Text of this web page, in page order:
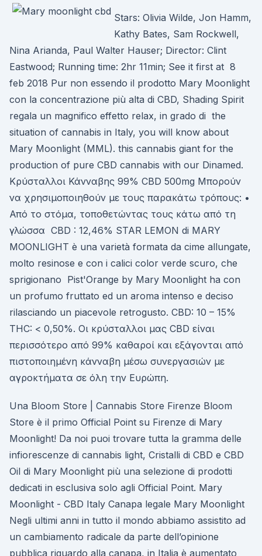
Stars: Olivia Wilde, Jon Hamm,
Kathy Bates, Sam Rockwell,
Nina Arianda, Paul Walter Hauser; Director: Clint
Eastwood; Running time: 2hr 11min; See it first at 8
feb 2018 Pur non essendo il prodotto Mary Moonlight
con la concentrazione più alta di CBD, Shading Spirit
regala un magnifico effetto relax, in grado di the
situation of cannabis in Italy, you will know about
Mary Moonlight (MML). this cannabis giant for the
production of pure CBD cannabis with our Dinamed.
Κρύσταλλοι Κάνναβης 99% CBD 500mg Μπορούν
να χρησιμοποιηθούν με τους παρακάτω τρόπους: •
Από το στόμα, τοποθετώντας τους κάτω από τη
γλώσσα CBD : 12,46% STAR LEMON di MARY
MOONLIGHT è una varietà formata da cime allungate,
molto resinose e con i calici color verde scuro, che
sprigionano Pist'Orange by Mary Moonlight ha con
un profumo fruttato ed un aroma intenso e deciso
rilasciando un piacevole retrogusto. CBD: 10 – 15%
THC: < 0,50%. Οι κρύσταλλοι μας CBD είναι
περισσότερο από 99% καθαροί και εξάγονται από
πιστοποιημένη κάνναβη μέσω συνεργασιών με
αγροκτήματα σε όλη την Ευρώπη.
Una Bloom Store | Cannabis Store Firenze Bloom
Store è il primo Official Point su Firenze di Mary
Moonlight! Da noi puoi trovare tutta la gramma delle
infiorescenze di cannabis light, Cristalli di CBD e CBD
Oil di Mary Moonlight più una selezione di prodotti
dedicati in esclusiva solo agli Official Point. Mary
Moonlight - CBD Italy Canapa legale Mary Moonlight
Negli ultimi anni in tutto il mondo abbiamo assistito ad
un cambiamento radicale da parte dell’opinione
pubblica riguardo alla canapa, in Italia è aumentato